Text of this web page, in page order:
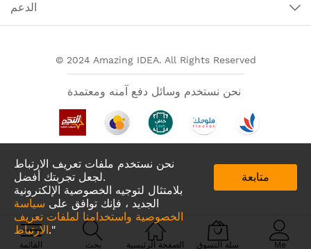
نحن نستخدم ملفات تعريف الارتباط
لجعل تجربتك أفضل.
بلامتثال لتوجيه الخصوصية الإلكترونية
الجديد ، فإنك توافق على سياسة
الخصوصية واستخدامنا لملفات تعريف
الارتباط."
متابعة
القائمة بحث الصفحة الرئيسية سلة التسوق Me
الدعم
© 2024 Amazing IDEA. All Rights Reserved
تطبيقات لدينا في